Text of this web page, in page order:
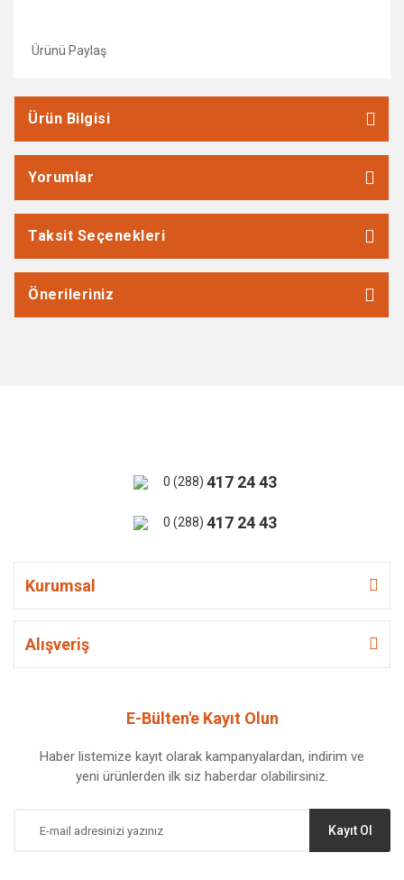
Ürünü Paylaş
Ürün Bilgisi
Yorumlar
Taksit Seçenekleri
Önerileriniz
0 (288) 417 24 43
0 (288) 417 24 43
Kurumsal
Alışveriş
E-Bülten'e Kayıt Olun
Haber listemize kayıt olarak kampanyalardan, indirim ve
yeni ürünlerden ilk siz haberdar olabilirsiniz.
Kayıt Ol